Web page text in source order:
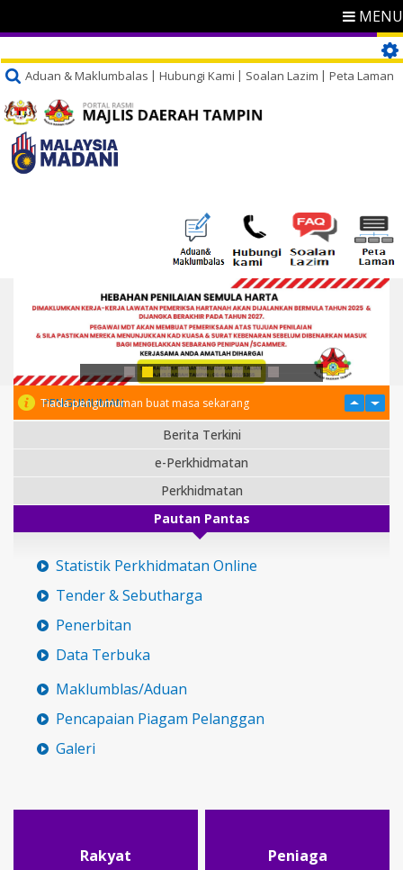
MENU
Aduan & Maklumbalas Hubungi Kami Soalan Lazim Peta Laman
PENGUMUMAN
Tiada pengumuman buat masa sekarang
Berita Terkini
e-Perkhidmatan
Perkhidmatan
Pautan Pantas
Statistik Perkhidmatan Online
Tender & Sebutharga
Penerbitan
Data Terbuka
Maklumblas/Aduan
Pencapaian Piagam Pelanggan
Galeri
Rakyat Peniaga